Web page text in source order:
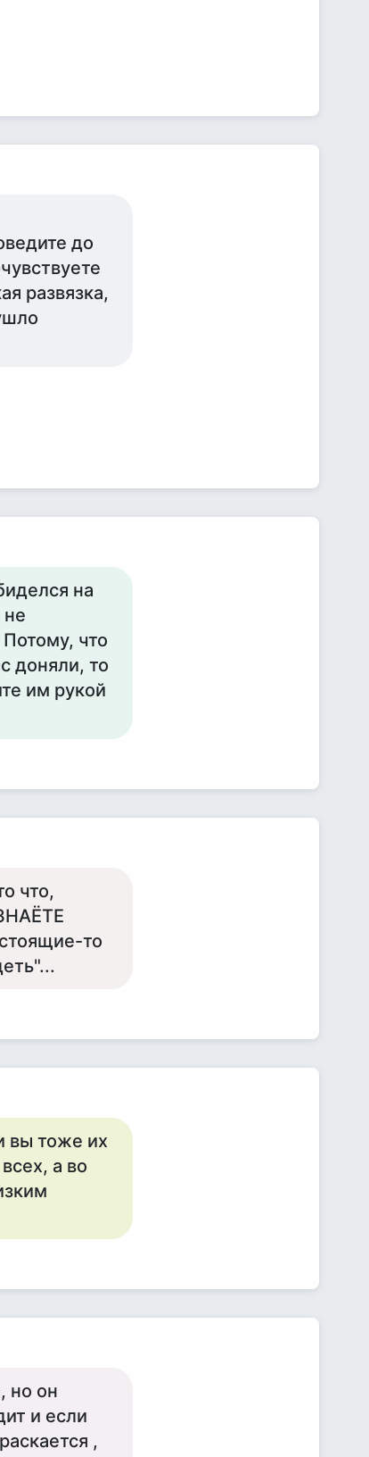
до
развязка,
на
что
доняли, то
им рукой
что,
то
вы тоже их
а во
но он
и если
,